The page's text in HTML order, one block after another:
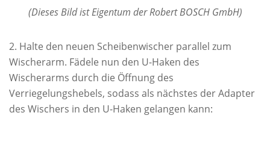
(Dieses Bild ist Eigentum der Robert BOSCH GmbH)
Halte den neuen Scheibenwischer parallel zum
Wischerarm. Fädele nun den U-Haken des
Wischerarms durch die Öffnung des
Verriegelungshebels, sodass als nächstes der Adapter
des Wischers in den U-Haken gelangen kann: